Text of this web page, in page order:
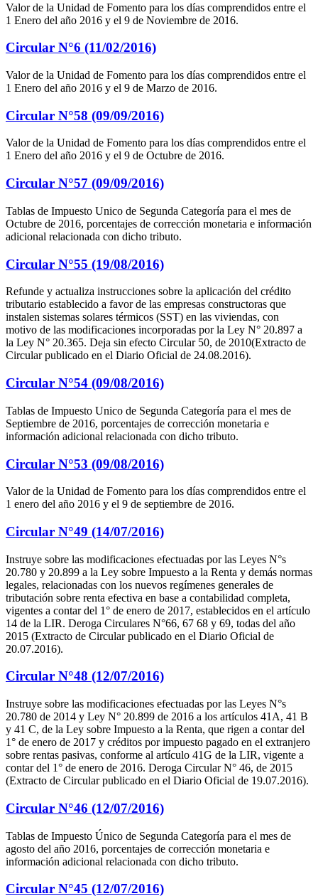
Valor de la Unidad de Fomento para los días comprendidos entre el
1 Enero del año 2016 y el 9 de Noviembre de 2016.
Circular N°6 (11/02/2016)
Valor de la Unidad de Fomento para los días comprendidos entre el
1 Enero del año 2016 y el 9 de Marzo de 2016.
Circular N°58 (09/09/2016)
Valor de la Unidad de Fomento para los días comprendidos entre el
1 Enero del año 2016 y el 9 de Octubre de 2016.
Circular N°57 (09/09/2016)
Tablas de Impuesto Unico de Segunda Categoría para el mes de
Octubre de 2016, porcentajes de corrección monetaria e información
adicional relacionada con dicho tributo.
Circular N°55 (19/08/2016)
Refunde y actualiza instrucciones sobre la aplicación del crédito
tributario establecido a favor de las empresas constructoras que
instalen sistemas solares térmicos (SST) en las viviendas, con
motivo de las modificaciones incorporadas por la Ley N° 20.897 a
la Ley N° 20.365. Deja sin efecto Circular 50, de 2010(Extracto de
Circular publicado en el Diario Oficial de 24.08.2016).
Circular N°54 (09/08/2016)
Tablas de Impuesto Unico de Segunda Categoría para el mes de
Septiembre de 2016, porcentajes de corrección monetaria e
información adicional relacionada con dicho tributo.
Circular N°53 (09/08/2016)
Valor de la Unidad de Fomento para los días comprendidos entre el
1 enero del año 2016 y el 9 de septiembre de 2016.
Circular N°49 (14/07/2016)
Instruye sobre las modificaciones efectuadas por las Leyes N°s
20.780 y 20.899 a la Ley sobre Impuesto a la Renta y demás normas
legales, relacionadas con los nuevos regímenes generales de
tributación sobre renta efectiva en base a contabilidad completa,
vigentes a contar del 1° de enero de 2017, establecidos en el artículo
14 de la LIR. Deroga Circulares N°66, 67 68 y 69, todas del año
2015 (Extracto de Circular publicado en el Diario Oficial de
20.07.2016).
Circular N°48 (12/07/2016)
Instruye sobre las modificaciones efectuadas por las Leyes N°s
20.780 de 2014 y Ley N° 20.899 de 2016 a los artículos 41A, 41 B
y 41 C, de la Ley sobre Impuesto a la Renta, que rigen a contar del
1° de enero de 2017 y créditos por impuesto pagado en el extranjero
sobre rentas pasivas, conforme al artículo 41G de la LIR, vigente a
contar del 1° de enero de 2016. Deroga Circular N° 46, de 2015
(Extracto de Circular publicado en el Diario Oficial de 19.07.2016).
Circular N°46 (12/07/2016)
Tablas de Impuesto Único de Segunda Categoría para el mes de
agosto del año 2016, porcentajes de corrección monetaria e
información adicional relacionada con dicho tributo.
Circular N°45 (12/07/2016)